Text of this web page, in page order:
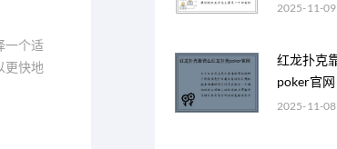
一个适
更快地
2025-11-
红龙扑克
poker官网
2025-11-